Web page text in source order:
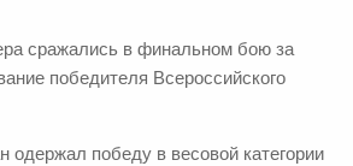
сражались в финальном бою за
победителя Всероссийского
одержал победу в весовой категории